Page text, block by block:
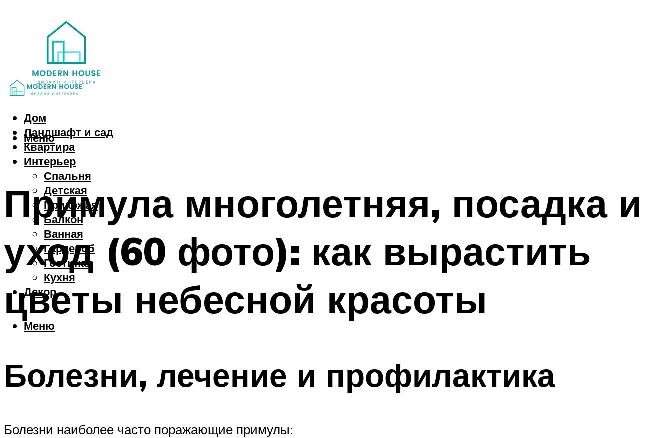
Дом
Ландшафт и сад
Квартира
Интерьер
Спальня
Детская
Прихожая
Балкон
Ванная
Гардероб
Гостиная
Кухня
Декор
Меню
Меню
Примула многолетняя, посадка и
уход (60 фото): как вырастить
цветы небесной красоты
Болезни, лечение и профилактика
Болезни наиболее часто поражающие примулы: